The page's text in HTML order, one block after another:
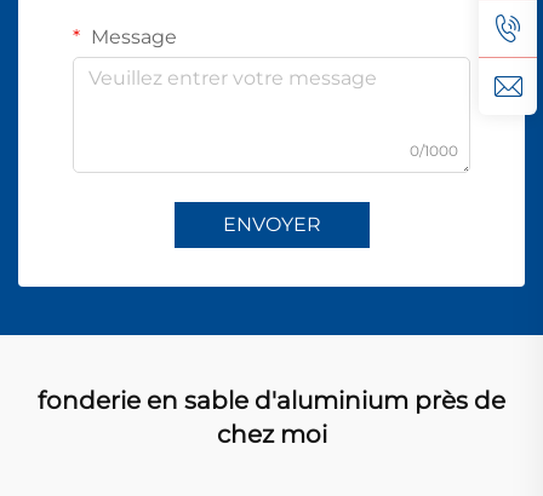
Message
0/1000
ENVOYER
fonderie en sable d'aluminium près de
chez moi